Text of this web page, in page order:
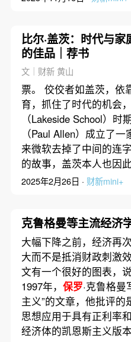
比尔·盖茨：时代与家
的佳品｜荐书
文｜财新 黄山
票。 佼佼者如盖茨，依
育，抓住了时代的机会
（Lakeside School）时
（Paul Allen）成立了
来微软去掉了中间的连
的故事，盖茨本人也因
2025年2月26日 · 财新mini+
克鲁格曼等主流经济
大幅下降之前，经济再
大而不是抵消财政刺激
文有一个很好的图表，
1997年， 保罗·克鲁格
主义”的文章，他批评的
思想应用于具有正利率
经济体的凯恩斯主义